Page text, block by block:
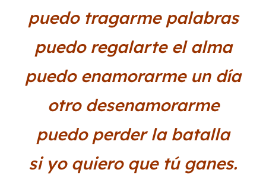
puedo tragarme palabras
puedo regalarte el alma
puedo enamorarme un día
otro desenamorarme
puedo perder la batalla
si yo quiero que tú ganes.